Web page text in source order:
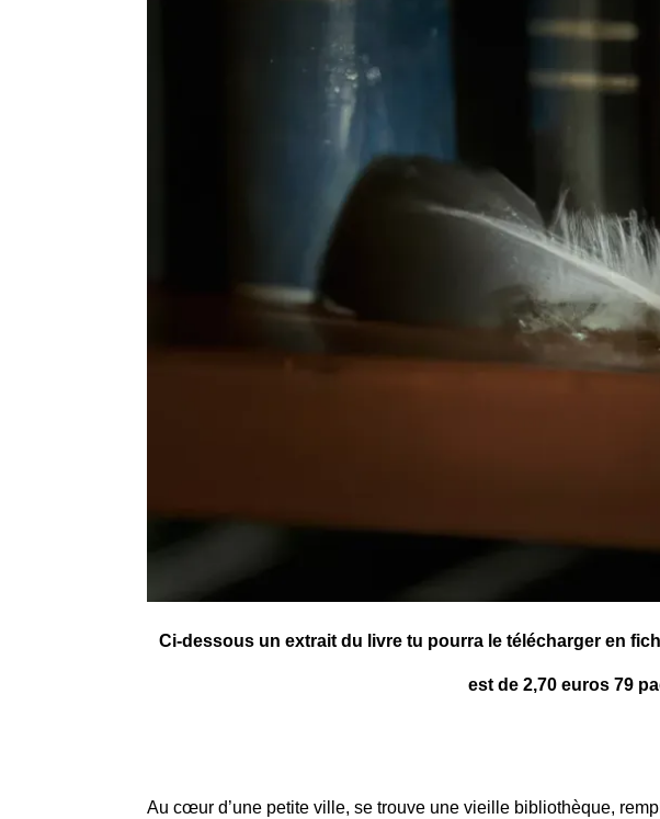
Ci-dessous un extrait du livre tu pourra le télécharger en
est de 2,70 euros 79
Au cœur d’une petite ville, se trouve une vieille bibliothèque,